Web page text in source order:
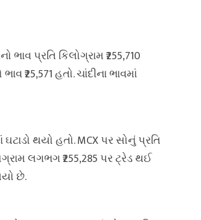
ભાવ પ્રતિ કિલોગ્રામ ₹255,710
₹25,571 હતો. ચાંદીના ભાવમાં
થયો હતો. MCX પર સોનું પ્રતિ
લગભગ ₹255,285 પર ટ્રેડ થઈ
છે.